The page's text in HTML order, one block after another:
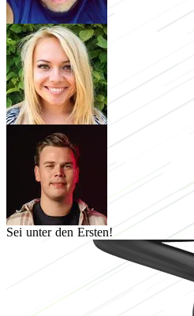
Sei unter den Ersten!